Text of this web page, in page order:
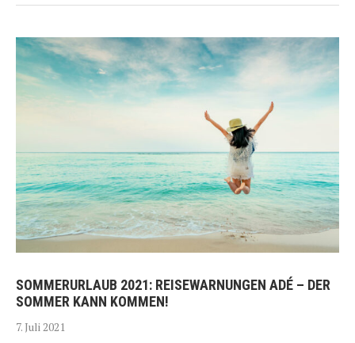
SOMMERURLAUB 2021: REISEWARNUNGEN ADÉ – DER
SOMMER KANN KOMMEN!
7. Juli 2021